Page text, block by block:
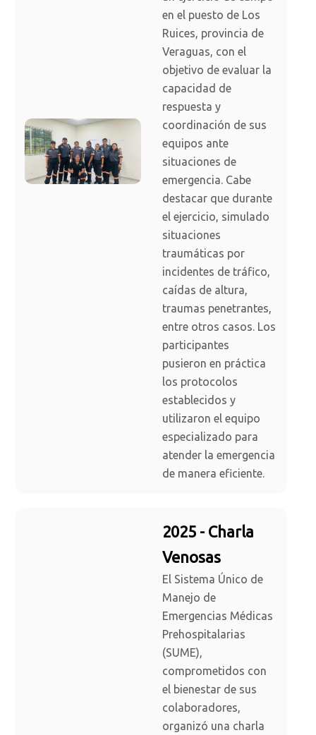
en el puesto de Los
Ruices, provincia de
Veraguas, con el
objetivo de evaluar la
capacidad de
respuesta y
coordinación de sus
equipos ante
situaciones de
emergencia. Cabe
destacar que durante
el ejercicio, simulado
situaciones
traumáticas por
incidentes de tráfico,
caídas de altura,
traumas penetrantes,
entre otros casos. Los
participantes
pusieron en práctica
los protocolos
establecidos y
utilizaron el equipo
especializado para
atender la emergencia
de manera eficiente.
2025 - Charla
Venosas
El Sistema Único de
Manejo de
Emergencias Médicas
Prehospitalarias
(SUME),
comprometidos con
el bienestar de sus
colaboradores,
organizó una charla